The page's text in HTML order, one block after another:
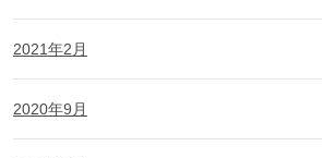
2021年2月
2020年9月